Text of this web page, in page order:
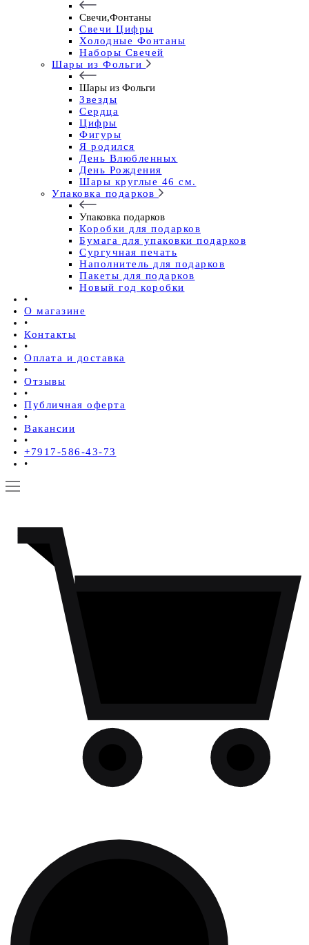
Свечи,Фонтаны
Свечи Цифры
Холодные Фонтаны
Наборы Свечей
Шары из Фольги
Шары из Фольги
Звезды
Сердца
Цифры
Фигуры
Я родился
День Влюбленных
День Рождения
Шары круглые 46 см.
Упаковка подарков
Упаковка подарков
Коробки для подарков
Бумага для упаковки подарков
Сургучная печать
Наполнитель для подарков
Пакеты для подарков
Новый год коробки
•
О магазине
•
Контакты
•
Оплата и доставка
•
Отзывы
•
Публичная оферта
•
Вакансии
•
+7917-586-43-73
•